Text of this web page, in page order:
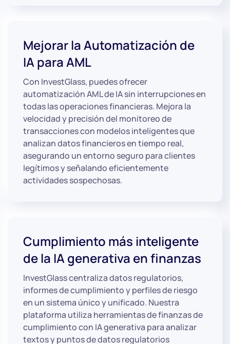
Mejorar la Automatización de
IA para AML
Con InvestGlass, puedes ofrecer
automatización AML de IA sin interrupciones en
todas las operaciones financieras. Mejora la
velocidad y precisión del monitoreo de
transacciones con modelos inteligentes que
analizan datos financieros en tiempo real,
asegurando un entorno seguro para clientes
legítimos y señalando eficientemente
actividades sospechosas.
Cumplimiento más inteligente
de la IA generativa en finanzas
InvestGlass centraliza datos regulatorios,
informes de cumplimiento y perfiles de riesgo
en un sistema único y unificado. Nuestra
plataforma utiliza herramientas de finanzas de
cumplimiento con IA generativa para analizar
textos y puntos de datos regulatorios